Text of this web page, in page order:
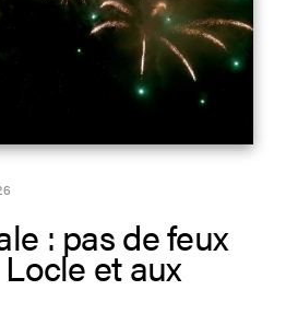
: pas de feux
et aux